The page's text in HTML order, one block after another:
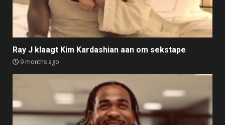
Ray J klaagt Kim Kardashian aan om sekstape
9 months ago